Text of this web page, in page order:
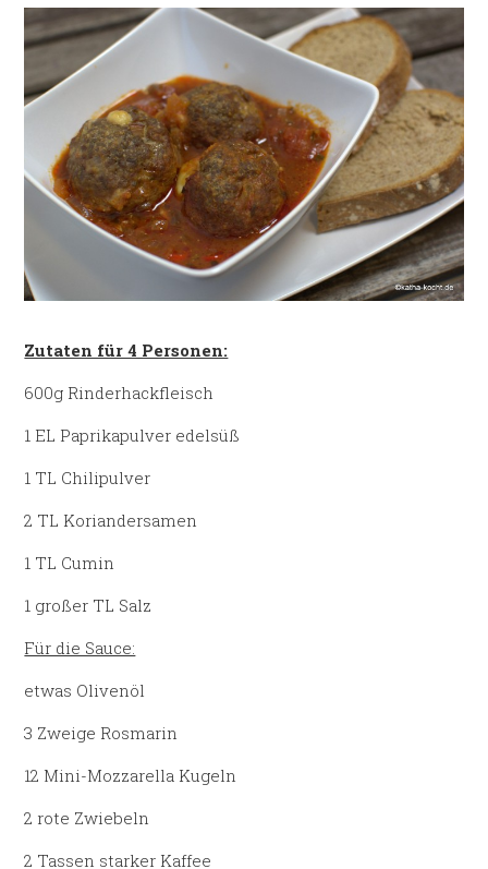
Zutaten für 4 Personen:
600g Rinderhackfleisch
1 EL Paprikapulver edelsüß
1 TL Chilipulver
2 TL Koriandersamen
1 TL Cumin
1 großer TL Salz
Für die Sauce:
etwas Olivenöl
3 Zweige Rosmarin
12 Mini-Mozzarella Kugeln
2 rote Zwiebeln
2 Tassen starker Kaffee